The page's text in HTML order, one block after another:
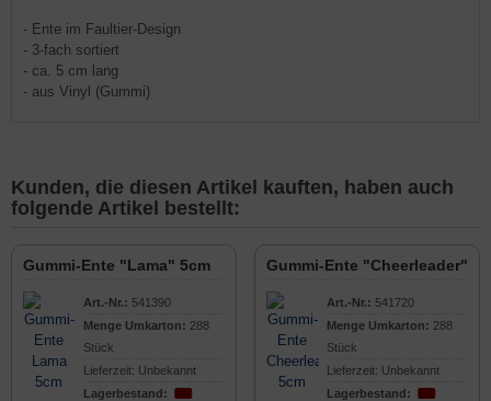
- Ente im Faultier-Design
- 3-fach sortiert
- ca. 5 cm lang
- aus Vinyl (Gummi)
Kunden, die diesen Artikel kauften, haben auch
folgende Artikel bestellt:
Gummi-Ente "Lama" 5cm
Art.-Nr.: 541390
Menge Umkarton: 288
Stück
Lieferzeit: Unbekannt
Lagerbestand:
Gummi-Ente "Cheerleader"
Art.-Nr.: 541720
Menge Umkarton: 288
Stück
Lieferzeit: Unbekannt
Lagerbestand: